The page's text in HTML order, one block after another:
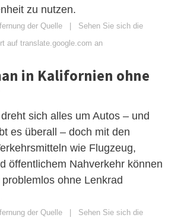
zu nutzen.
der Quelle | Sehen Sie sich die
auf translate.google.com an
in Kalifornien ohne
sich alles um Autos – und
es überall – doch mit den
wie Flugzeug,
öffentlichem Nahverkehr können
ohne Lenkrad
der Quelle | Sehen Sie sich die